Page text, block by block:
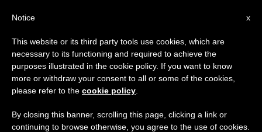
x
Notice
This website or its third party tools use cookies, which are
necessary to its functioning and required to achieve the
purposes illustrated in the cookie policy. If you want to know
more or withdraw your consent to all or some of the cookies,
please refer to the cookie policy
By closing this banner, scrolling this page, clicking a link or
continuing to browse otherwise, you agree to the use of cookies.